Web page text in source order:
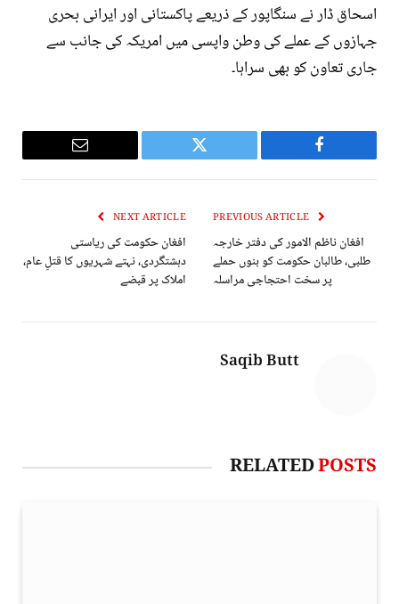
اسحاق ڈار نے سنگاپور کے ذریعے پاکستانی اور ایرانی بحری
جہازوں کے عملے کی وطن واپسی میں امریکہ کی جانب سے
جاری تعاون کو بھی سراہا۔
Facebook
Twitter
Email
افغان ناظم الامور کی دفتر خارجہ
طلبی، طالبان حکومت کو بنوں حملے
پر سخت احتجاجی مراسلہ
NEXT ARTICLE
افغان حکومت کی ریاستی
دہشتگردی، نہتے شہریوں کا قتلِ عام،
املاک پر قبضے
Saqib Butt
RELATEDPOSTS